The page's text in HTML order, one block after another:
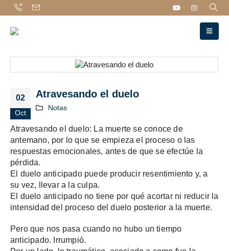
02
Oct
Atravesando el duelo
Notas
Atravesando el duelo: La muerte se conoce de
antemano, por lo que se empieza el proceso o las
respuestas emocionales, antes de que se efectúe la
pérdida.
El duelo anticipado puede producir resentimiento y, a
su vez, llevar a la culpa.
El duelo anticipado no tiene por qué acortar ni reducir la
intensidad del proceso del duelo posterior a la muerte.
Pero que nos pasa cuando no hubo un tiempo
anticipado. Irrumpió.